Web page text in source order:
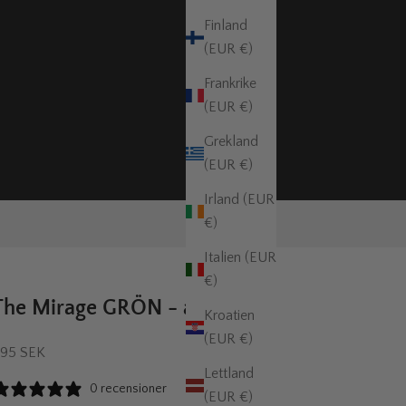
Finland
(EUR €)
Frankrike
(EUR €)
Grekland
(EUR €)
Irland (EUR
€)
Italien (EUR
€)
Kroatien
(EUR €)
Lettland
(EUR €)
Mirage GRÖN - armband
pris
SEK
0 recensioner